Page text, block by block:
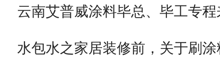
云南艾普威涂料毕总、毕工专
水包水之家居装修前，关于刷